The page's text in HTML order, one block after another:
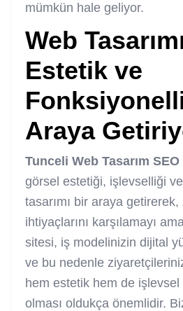
mümkün hale geliyor.
Web
Estetik ve
Araya
Tunceli Web Tasarım SEO
görsel estetiği, işlevselliği ve
tasarımı bir araya
ihtiyaçlarını karşılamayı
sitesi, iş modelinizin dijital
ve bu nedenle
hem estetik hem de işlevsel
olması oldukça önemlidir.